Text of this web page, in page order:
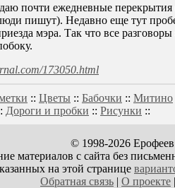
почти ежедневные перекрытия
пишут). Недавно еще тут
мэра. Так что все
173050.html
:: Цветы :: Бабочки :: Митино
Дороги и пробки :: Рисунки ::
© 1998-2026
материалов с сайта без
на этой странице
Обратная связь | О проекте |